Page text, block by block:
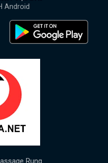
Android
Rung